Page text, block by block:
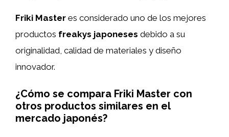
Friki Master es considerado uno de los mejores
productos freakys japoneses debido a su
originalidad, calidad de materiales y diseño
innovador.
¿Cómo se compara Friki Master con
otros productos similares en el
mercado japonés?